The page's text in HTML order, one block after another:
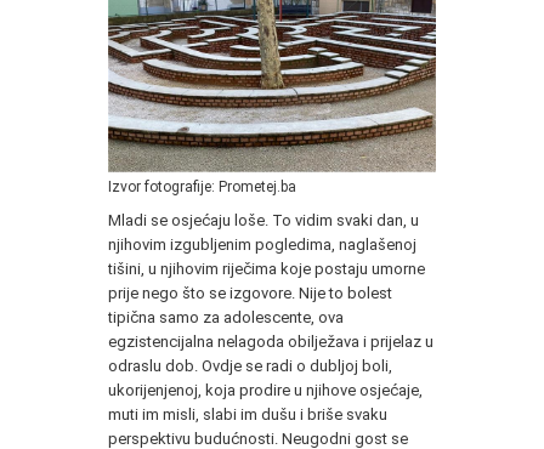
Izvor fotografije: Prometej.ba
Mladi se osjećaju loše. To vidim svaki dan, u
njihovim izgubljenim pogledima, naglašenoj
tišini, u njihovim riječima koje postaju umorne
prije nego što se izgovore. Nije to bolest
tipična samo za adolescente, ova
egzistencijalna nelagoda obilježava i prijelaz u
odraslu dob. Ovdje se radi o dubljoj boli,
ukorijenjenoj, koja prodire u njihove osjećaje,
muti im misli, slabi im dušu i briše svaku
perspektivu budućnosti. Neugodni gost se